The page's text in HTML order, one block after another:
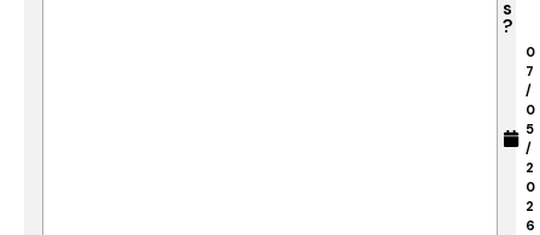
s
?
0
7
/
0
5
/
2
0
2
6